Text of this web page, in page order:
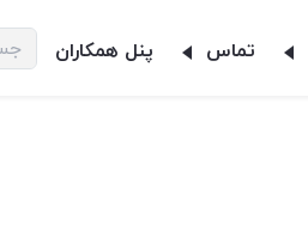
تماس پنل همکاران